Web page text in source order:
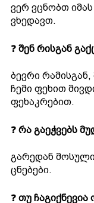
ვერ ვცნობთ იმას
ვხედავთ.
❓ შენ რისგან
ბევრი
ჩემი ფეხით
ფეხაკრებით.
❓ რა გაეჭვებს
გარედან
ცნებები.
❓ თუ